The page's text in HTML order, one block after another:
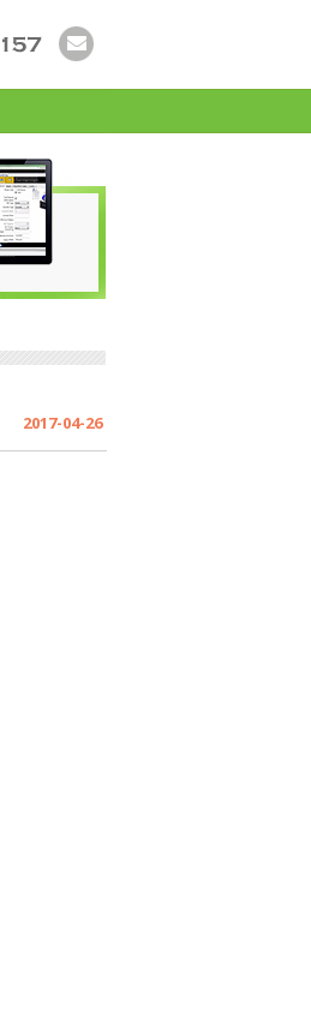
2017-04-26